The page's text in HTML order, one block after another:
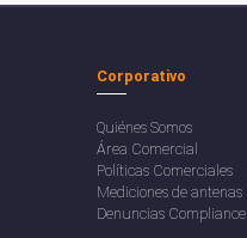
Corporativo
Quiénes Somos
Área Comercial
Políticas Comerciales
Mediciones de antenas
Denuncias Compliance